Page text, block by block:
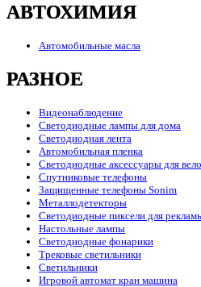
АВТОХИМИЯ
Автомобильные масла
РАЗНОЕ
Видеонаблюдение
Светодиодные лампы для дома
Светодиодная лента
Автомобильная пленка
Светодиодные аксессуары для
Спутниковые телефоны
Защищенные телефоны Sonim
Металлодетекторы
Светодиодные пиксели для
Настольные лампы
Светодиодные фонарики
Трековые светильники
Светильники
Игровой автомат кран машина